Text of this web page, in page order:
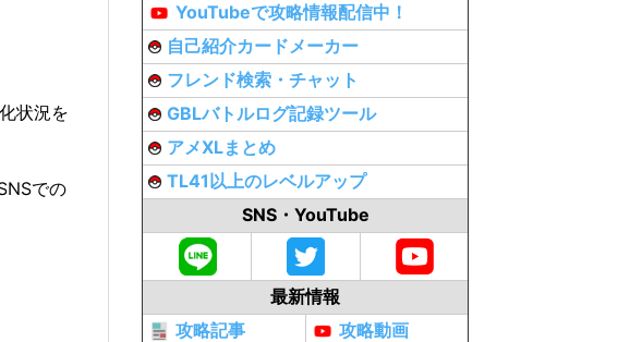
状況を
での
YouTubeで攻略情報配信中！
自己紹介カードメーカー
フレンド検索・チャット
GBLバトルログ記録ツール
アメXLまとめ
TL41以上のレベルアップ
SNS・YouTube
最新情報
攻略記事
攻略動画